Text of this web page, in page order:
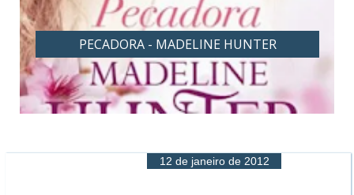
PECADORA - MADELINE HUNTER
12 de janeiro de 2012